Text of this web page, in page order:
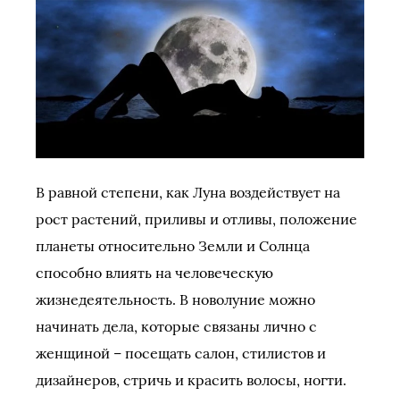
В равной степени, как Луна воздействует на
рост растений, приливы и отливы, положение
планеты относительно Земли и Солнца
способно влиять на человеческую
жизнедеятельность. В новолуние можно
начинать дела, которые связаны лично с
женщиной – посещать салон, стилистов и
дизайнеров, стричь и красить волосы, ногти.